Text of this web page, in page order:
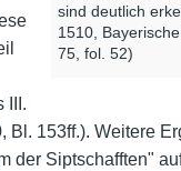
sind deutlich
1510,
75, fol. 52)
III.
Bl. 153ff.). Weitere
der Siptschafften"